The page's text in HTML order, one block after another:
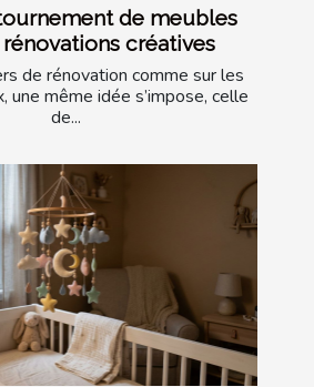
de meubles
créatives
de rénovation comme sur les
une même idée s’impose, celle
de...